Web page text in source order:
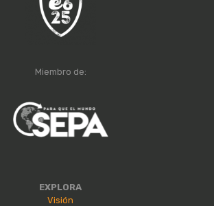
Miembro de:
EXPLORA
Visión